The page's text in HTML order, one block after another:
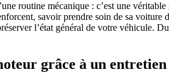
routine mécanique : c’est une
savoir prendre soin de sa
l’état général de votre véhicule.
grâce à un